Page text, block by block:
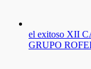
el exitoso XII
GRUPO